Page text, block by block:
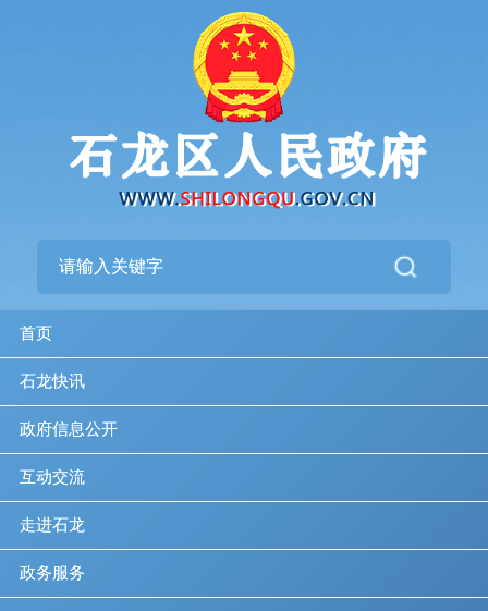
首页
石龙快讯
政府信息公开
互动交流
走进石龙
政务服务